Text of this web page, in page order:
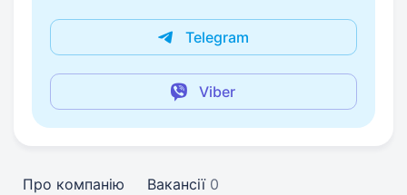
Telegram
Viber
Про компанію Вакансії 0